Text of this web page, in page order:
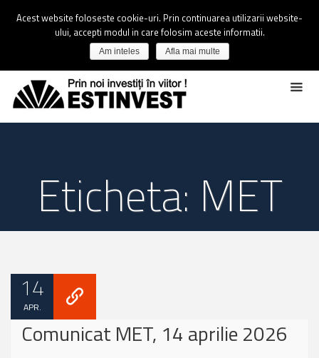
Eticheta: MET
14
APR.
Comunicat MET, 14 aprilie 2026
Acest website foloseste cookie-uri. Prin continuarea utilizarii website-
ului, accepti modul in care folosim aceste informatii.
Am inteles Afla mai multe